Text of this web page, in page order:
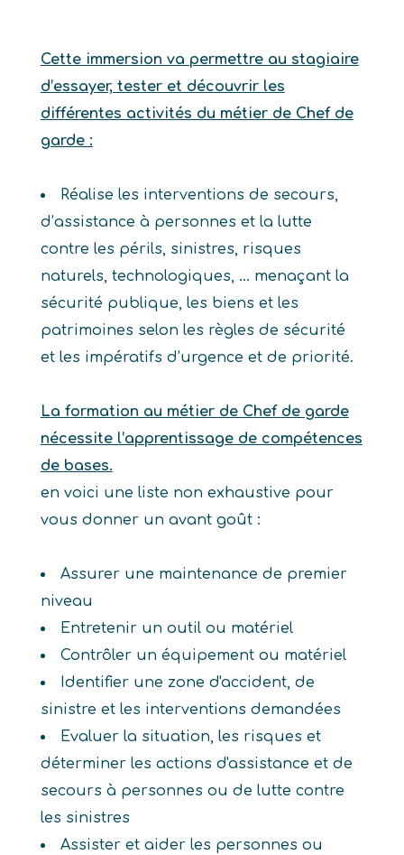
Cette immersion va permettre au stagiaire
d’essayer, tester et découvrir les
différentes activités du métier de Chef de
garde :
Réalise les interventions de secours,
d’assistance à personnes et la lutte
contre les périls, sinistres, risques
naturels, technologiques, … menaçant la
sécurité publique, les biens et les
patrimoines selon les règles de sécurité
et les impératifs d’urgence et de priorité.
La formation au métier de Chef de garde
nécessite l’apprentissage de compétences
de bases.
en voici une liste non exhaustive pour
vous donner un avant goût :
Assurer une maintenance de premier
niveau
Entretenir un outil ou matériel
Contrôler un équipement ou matériel
Identifier une zone d'accident, de
sinistre et les interventions demandées
Evaluer la situation, les risques et
déterminer les actions d'assistance et de
secours à personnes ou de lutte contre
les sinistres
Assister et aider les personnes ou